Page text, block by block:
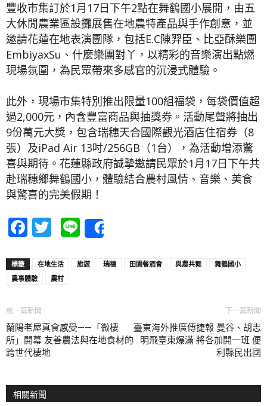
豐收市集訂於1月17日下午2點在舞鶴國小展開，由五
大休閒農業區設攤展售在地農特產品與手作創意，並
邀請花蓮在地表演團隊，包括E.C陳羿臣、比亞酥樂團
EmbiyaxSu、什麼樂團對丫，以精彩的音樂演出點燃
現場氛圍，為民眾帶來多感官的沉浸式體驗。
此外，現場市集特別推出限量100組福袋，每袋價值超
過2,000元，內含豐富商品與抽獎券。活動尾聲將抽出
9份萬元大獎，包含瑞穗天合國際觀光酒店住宿券（8
張）及iPad Air 13吋/256GB（1台），為活動增添驚
喜與期待。花蓮縣政府誠摯邀請民眾於1月17日下午共
赴瑞穗鄉舞鶴國小，體驗結合農村風情、音樂、美食
與驚喜的完美假期！
Facebook
Twitter
Line
標籤 在地生活 旅遊 瑞穗 田園餐酒會 與農共舞
舞鶴國小
農事體驗
農村
前一篇新聞
蘭陽老屋真食感受——「微棲
所」開幕 友善農法與在地食材的
跨世代棲地
下一篇新聞
臺東海外推廣傳捷報 曼谷、胡志
明飛臺東爆滿 將各加開一班 便
利縣民出國
相關新聞